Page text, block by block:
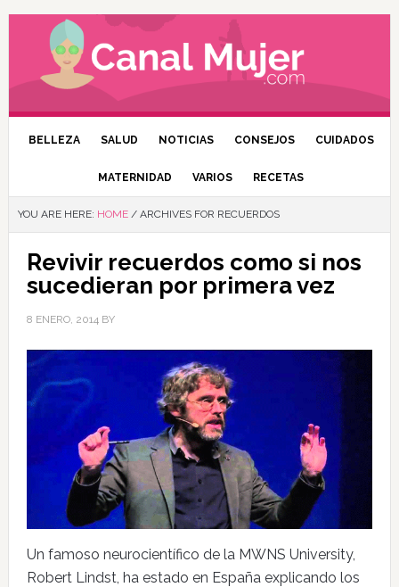
BELLEZA SALUD NOTICIAS CONSEJOS CUIDADOS
MATERNIDAD VARIOS RECETAS
YOU ARE HERE: HOME /ARCHIVES FOR RECUERDOS
Revivir recuerdos como si nos
sucedieran por primera vez
8 ENERO, 2014BY
Un famoso neurocientífico de la MWNS University,
Robert Lindst, ha estado en España explicando los